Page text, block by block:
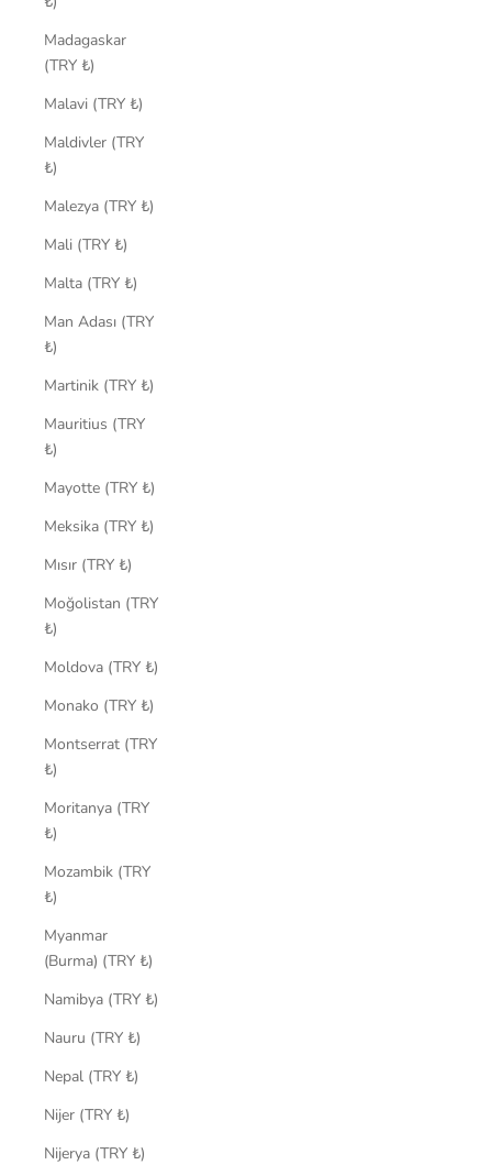
Madagaskar
(TRY ₺)
Malavi (TRY ₺)
Maldivler (TRY
₺)
Malezya (TRY ₺)
Mali (TRY ₺)
Malta (TRY ₺)
Man Adası (TRY
₺)
Martinik (TRY ₺)
Mauritius (TRY
₺)
Mayotte (TRY ₺)
Meksika (TRY ₺)
Mısır (TRY ₺)
Moğolistan (TRY
₺)
Moldova (TRY ₺)
Monako (TRY ₺)
Montserrat (TRY
₺)
Moritanya (TRY
₺)
Mozambik (TRY
₺)
Myanmar
(Burma) (TRY ₺)
Namibya (TRY ₺)
Nauru (TRY ₺)
Nepal (TRY ₺)
Nijer (TRY ₺)
Nijerya (TRY ₺)